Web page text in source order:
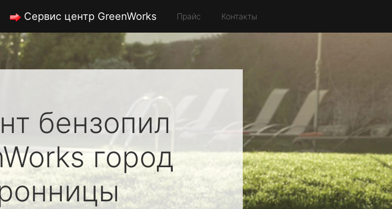
Сервис центр GreenWorks Прайс Контакты
бензопил
город